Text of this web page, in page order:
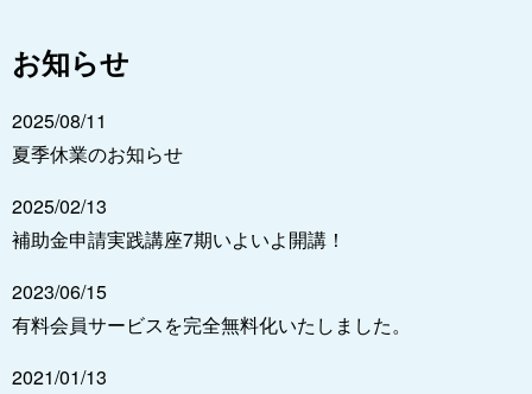
お知らせ
2025/08/11
夏季休業のお知らせ
2025/02/13
補助金申請実践講座7期いよいよ開講！
2023/06/15
有料会員サービスを完全無料化いたしました。
2021/01/13